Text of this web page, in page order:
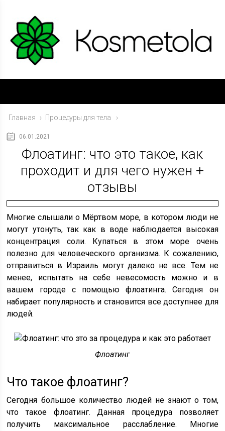
Главная › Процедуры для тела
06.01.2021
Флоатинг: что это такое, как
проходит и для чего нужен +
отзывы
Многие слышали о Мёртвом море, в котором люди не
могут утонуть, так как в воде наблюдается высокая
концентрация соли. Купаться в этом море очень
полезно для человеческого организма. К сожалению,
отправиться в Израиль могут далеко не все. Тем не
менее, испытать на себе невесомость можно и в
вашем городе с помощью флоатинга. Сегодня он
набирает популярность и становится все доступнее для
людей.
Флоатинг
Что такое флоатинг?
Сегодня большое количество людей не знают о том,
что такое флоатинг. Данная процедура позволяет
получить максимальное расслабление. Многие